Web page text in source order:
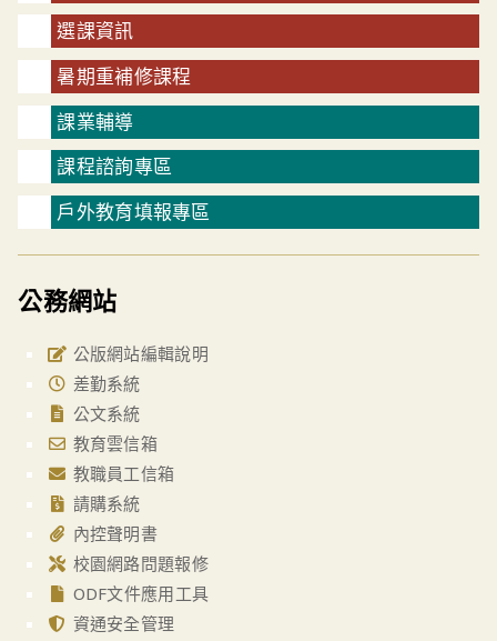
選課資訊
暑期重補修課程
課業輔導
課程諮詢專區
戶外教育填報專區
公務網站
公版網站編輯說明
差勤系統
公文系統
教育雲信箱
教職員工信箱
請購系統
內控聲明書
校園網路問題報修
ODF文件應用工具
資通安全管理